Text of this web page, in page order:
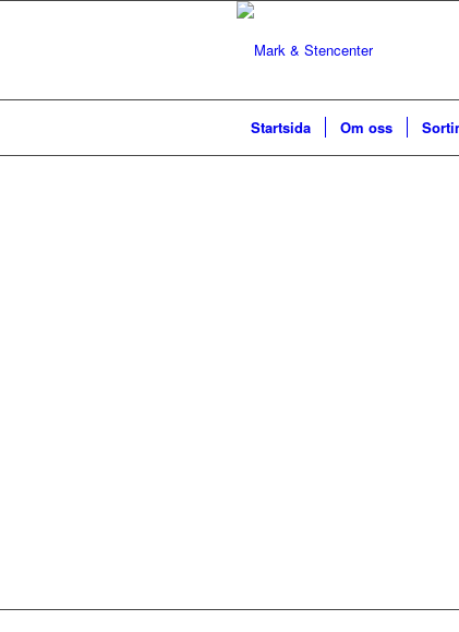
Startsida Om oss